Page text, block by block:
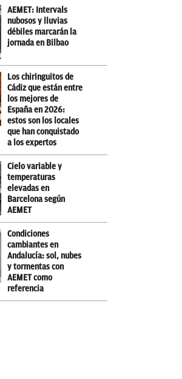
AEMET: Intervals
nubosos y lluvias
débiles marcarán la
jornada en Bilbao
Los chiringuitos de
Cádiz que están entre
los mejores de
España en 2026:
estos son los locales
que han conquistado
a los expertos
Cielo variable y
temperaturas
elevadas en
Barcelona según
AEMET
Condiciones
cambiantes en
Andalucía: sol, nubes
y tormentas con
AEMET como
referencia